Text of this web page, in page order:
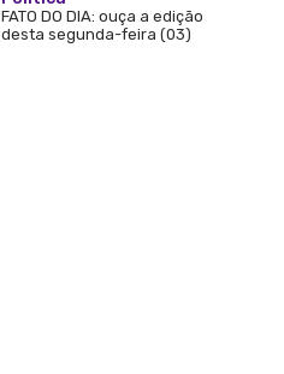
FATO DO DIA: ouça a edição
desta segunda-feira (03)